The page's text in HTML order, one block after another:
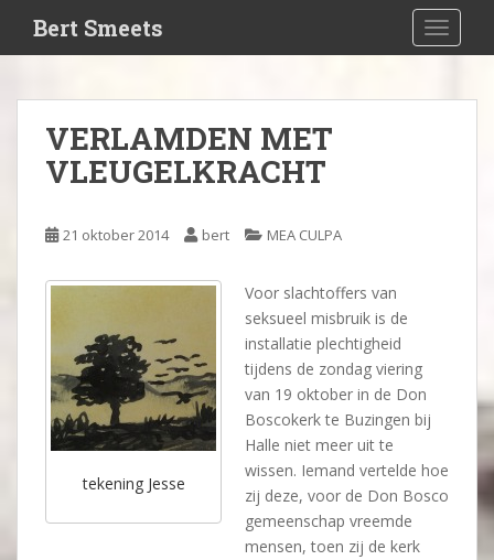
i
Bert Smeets
VERLAMDEN MET
VLEUGELKRACHT
21 oktober 2014 bert MEA CULPA
tekening Jesse
Voor slachtoffers van
seksueel misbruik is de
installatie plechtigheid
tijdens de zondag viering
van 19 oktober in de Don
Boscokerk te Buzingen bij
Halle niet meer uit te
wissen. Iemand vertelde hoe
zij deze, voor de Don Bosco
gemeenschap vreemde
mensen, toen zij de kerk